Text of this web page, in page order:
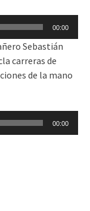
00:00
Sebastián
carreras de
de la mano
00:00